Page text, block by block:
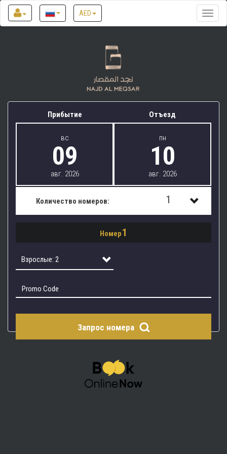
Toggle
AED
Прибытие Отъезд
вс
09
авг. 2026
пн
10
авг. 2026
Количество номеров: 1
1
Номер1
Взрослые: 2
Взрослые: 2
Запрос номера